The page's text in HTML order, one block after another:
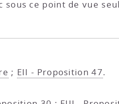
sous ce point de vue
; EII - Proposition 47.